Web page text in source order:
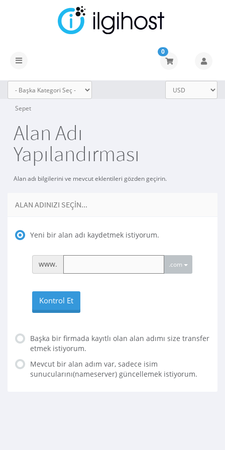
Gezinmeyi
0
Sepet
Alan Adı
Yapılandırması
Alan adı bilgilerini ve mevcut eklentileri gözden geçirin.
ALAN ADINIZI SEÇIN...
Yeni bir alan adı kaydetmek istiyorum.
www. .com
Kontrol Et
Başka bir firmada kayıtlı olan alan adımı size transfer
etmek istiyorum.
Mevcut bir alan adım var, sadece isim
sunucularını(nameserver) güncellemek istiyorum.